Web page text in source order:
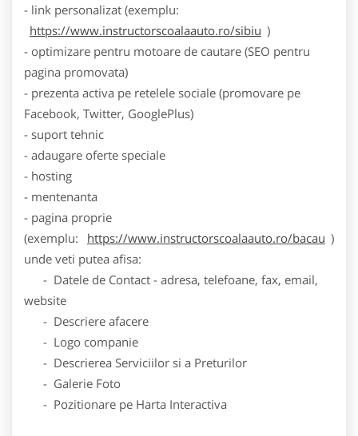
- link personalizat (exemplu:
https://www.instructorscoalaauto.ro/sibiu )
- optimizare pentru motoare de cautare (SEO pentru
pagina promovata)
- prezenta activa pe retelele sociale (promovare pe
Facebook, Twitter, GooglePlus)
- suport tehnic
- adaugare oferte speciale
- hosting
- mentenanta
- pagina proprie
(exemplu:
https://www.instructorscoalaauto.ro/bacau )
unde veti putea afisa:
- Datele de Contact - adresa, telefoane, fax, email,
website
- Descriere afacere
- Logo companie
- Descrierea Serviciilor si a Preturilor
- Galerie Foto
- Pozitionare pe Harta Interactiva